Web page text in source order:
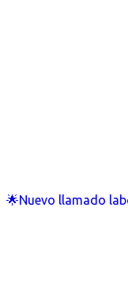
🌟Nuevo llamado